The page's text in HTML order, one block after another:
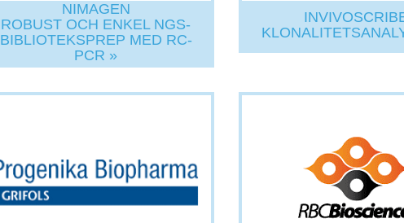
NIMAGEN
ROBUST OCH ENKEL NGS-
BIBLIOTEKSPREP MED RC-
PCR »